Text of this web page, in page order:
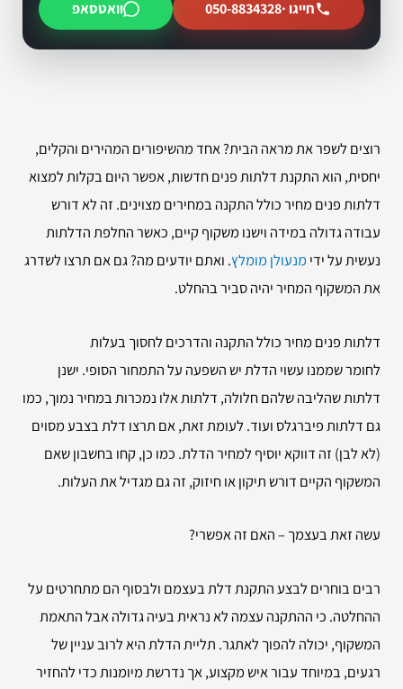
חייגו ·050-8834328 וואטסאפ
רוצים לשפר את מראה הבית? אחד מהשיפורים המהירים והקלים,
יחסית, הוא התקנת דלתות פנים חדשות, אפשר היום בקלות למצוא
דלתות פנים מחיר כולל התקנה במחירים מצוינים. זה לא דורש
עבודה גדולה במידה וישנו משקוף קיים, כאשר החלפת הדלתות
נעשית על ידי מנעולן מומלץ. ואתם יודעים מה? גם אם תרצו לשדרג
את המשקוף המחיר יהיה סביר בהחלט.
דלתות פנים מחיר כולל התקנה והדרכים לחסוך בעלות
לחומר שממנו עשוי הדלת יש השפעה על התמחור הסופי. ישנן
דלתות שהליבה שלהם חלולה, דלתות אלו נמכרות במחיר נמוך, כמו
גם דלתות פיברגלס ועוד. לעומת זאת, אם תרצו דלת בצבע מסוים
(לא לבן) זה דווקא יוסיף למחיר הדלת. כמו כן, קחו בחשבון שאם
המשקוף הקיים דורש תיקון או חיזוק, זה גם מגדיל את העלות.
עשה זאת בעצמך – האם זה אפשרי?
רבים בוחרים לבצע התקנת דלת בעצמם ולבסוף הם מתחרטים על
ההחלטה. כי ההתקנה עצמה לא נראית בעיה גדולה אבל התאמת
המשקוף, יכולה להפוך לאתגר. תליית הדלת היא לרוב עניין של
רגעים, במיוחד עבור איש מקצוע, אך נדרשת מיומנות כדי להחזיר